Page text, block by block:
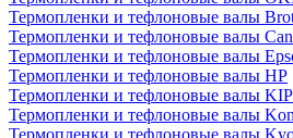
Термопленки и тефлоновые валы
Термопленки и тефлоновые валы
Термопленки и тефлоновые валы
Термопленки и тефлоновые валы HP
Термопленки и тефлоновые валы KIP
Термопленки и тефлоновые валы
Термопленки и тефлоновые валы